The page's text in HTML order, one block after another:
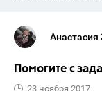
Анастасия
Помогите с
23 ноября 2017